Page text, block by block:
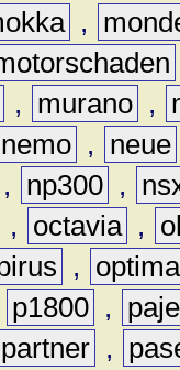
,
, murano ,
nemo , neue
, np300 ,
, octavia ,
,
optima
p1800 ,
partner ,